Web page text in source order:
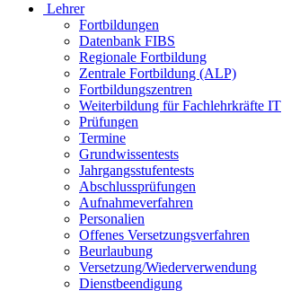
Lehrer
Fortbildungen
Datenbank FIBS
Regionale Fortbildung
Zentrale Fortbildung (ALP)
Fortbildungszentren
Weiterbildung für Fachlehrkräfte IT
Prüfungen
Termine
Grundwissentests
Jahrgangsstufentests
Abschlussprüfungen
Aufnahmeverfahren
Personalien
Offenes Versetzungsverfahren
Beurlaubung
Versetzung/Wiederverwendung
Dienstbeendigung